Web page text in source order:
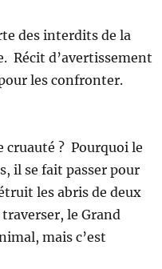
des interdits de la
Récit d’avertissement
les confronter.
cruauté ? Pourquoi le
il se fait passer pour
les abris de deux
le Grand
mais c’est